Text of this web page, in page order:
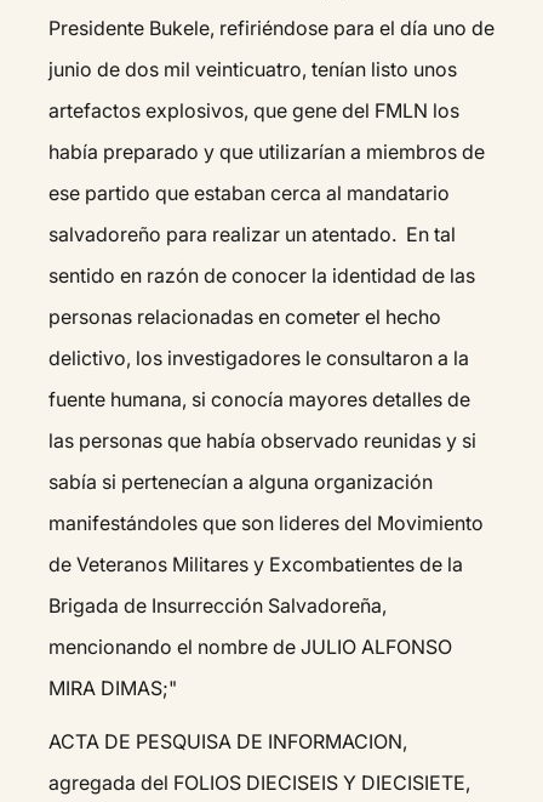
Presidente Bukele, refiriéndose para el día uno de
junio de dos mil veinticuatro, tenían listo unos
artefactos explosivos, que gene del FMLN los
había preparado y que utilizarían a miembros de
ese partido que estaban cerca al mandatario
salvadoreño para realizar un atentado. En tal
sentido en razón de conocer la identidad de las
personas relacionadas en cometer el hecho
delictivo, los investigadores le consultaron a la
fuente humana, si conocía mayores detalles de
las personas que había observado reunidas y si
sabía si pertenecían a alguna organización
manifestándoles que son lideres del Movimiento
de Veteranos Militares y Excombatientes de la
Brigada de Insurrección Salvadoreña,
mencionando el nombre de JULIO ALFONSO
MIRA DIMAS;"
ACTA DE PESQUISA DE INFORMACION,
agregada del FOLIOS DIECISEIS Y DIECISIETE,